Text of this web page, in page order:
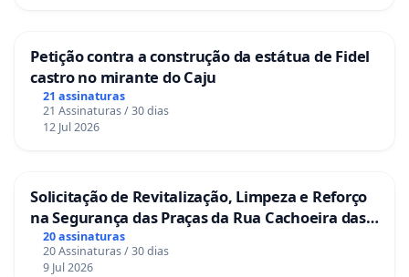
Petição contra a construção da estátua de Fidel
castro no mirante do Caju
21 assinaturas
21 Assinaturas / 30 dias
12 Jul 2026
Solicitação de Revitalização, Limpeza e Reforço
na Segurança das Praças da Rua Cachoeira das
Sete Ilhas
20 assinaturas
20 Assinaturas / 30 dias
9 Jul 2026